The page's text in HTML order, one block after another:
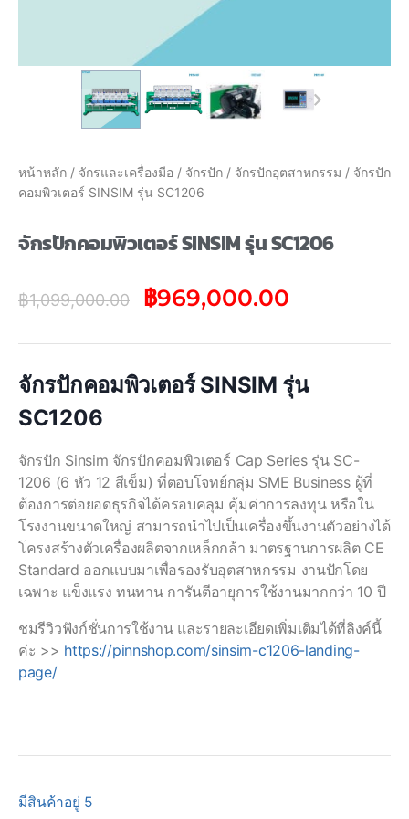
หน้าหลัก / จักรและเครื่องมือ / จักรปัก / จักรปักอุตสาหกรรม / จักรปัก
คอมพิวเตอร์ SINSIM รุ่น SC1206
จักรปักคอมพิวเตอร์ SINSIM รุ่น SC1206
฿1,099,000.00 ฿969,000.00
จักรปักคอมพิวเตอร์ SINSIM รุ่น
SC1206
จักรปัก Sinsim จักรปักคอมพิวเตอร์ Cap Series รุ่น SC-
1206 (6 หัว 12 สีเข็ม) ที่ตอบโจทย์กลุ่ม SME Business ผู้ที่
ต้องการต่อยอดธุรกิจได้ครอบคลุม คุ้มค่าการลงทุน หรือใน
โรงงานขนาดใหญ่ สามารถนำไปเป็นเครื่องขึ้นงานตัวอย่างได้
โครงสร้างตัวเครื่องผลิตจากเหล็กกล้า มาตรฐานการผลิต CE
Standard ออกแบบมาเพื่อรองรับอุตสาหกรรม งานปักโดย
เฉพาะ แข็งแรง ทนทาน การันตีอายุการใช้งานมากกว่า 10 ปี
ชมรีวิวฟังก์ชั่นการใช้งาน และรายละเอียดเพิ่มเติมได้ที่ลิงค์นี้
ค่ะ >> https://pinnshop.com/sinsim-c1206-landing-
page/
มีสินค้าอยู่ 5